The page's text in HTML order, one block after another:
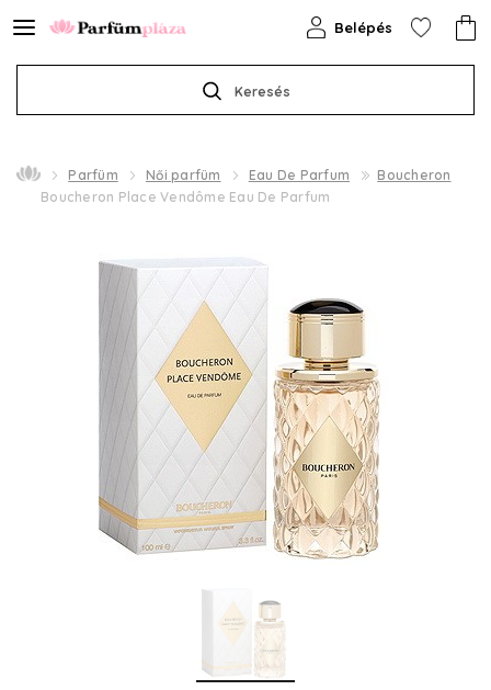
Keresés
Belépés
Parfüm Női parfüm Eau De Parfum
Boucheron
Boucheron Place Vendôme Eau De Parfum